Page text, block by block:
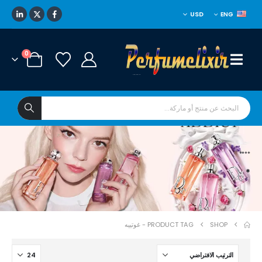
ENG
USD
0
****
*
SHOP
PRODUCT TAG - غوتييه